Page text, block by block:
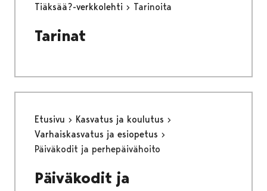
Tiäksää?-verkkolehti
Tarinoita
Tarinat
Etusivu
Kasvatus ja koulutus
Varhaiskasvatus ja esiopetus
Päiväkodit ja perhepäivähoito
Päiväkodit ja